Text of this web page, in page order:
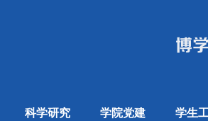
科学研究 学院党建 学生